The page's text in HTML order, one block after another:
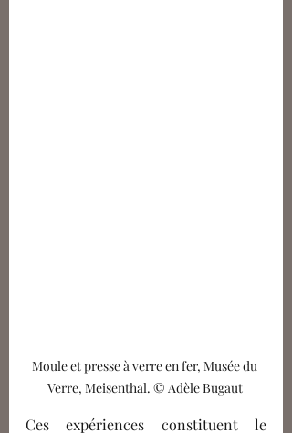
Moule et presse à verre en fer, Musée du
Verre, Meisenthal. © Adèle Bugaut
Ces expériences constituent le